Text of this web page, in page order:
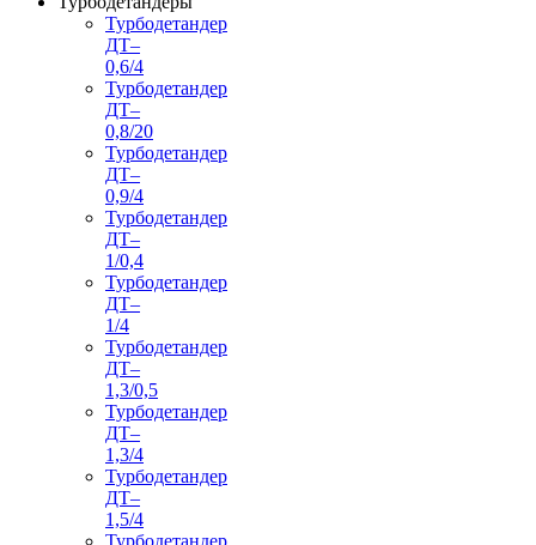
Турбодетандер
ДТ–
0,6/4
Турбодетандер
ДТ–
0,8/20
Турбодетандер
ДТ–
0,9/4
Турбодетандер
ДТ–
1/0,4
Турбодетандер
ДТ–
1/4
Турбодетандер
ДТ–
1,3/0,5
Турбодетандер
ДТ–
1,3/4
Турбодетандер
ДТ–
1,5/4
Турбодетандер